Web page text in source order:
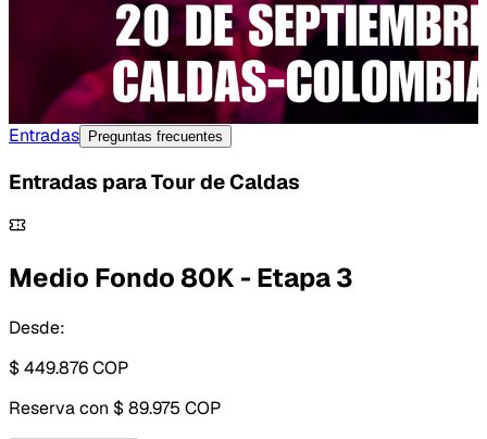
Entradas Preguntas frecuentes
Entradas paraTour de Caldas
Medio Fondo 80K - Etapa 3
Desde:
$ 449.876COP
Reserva con $ 89.975 COP